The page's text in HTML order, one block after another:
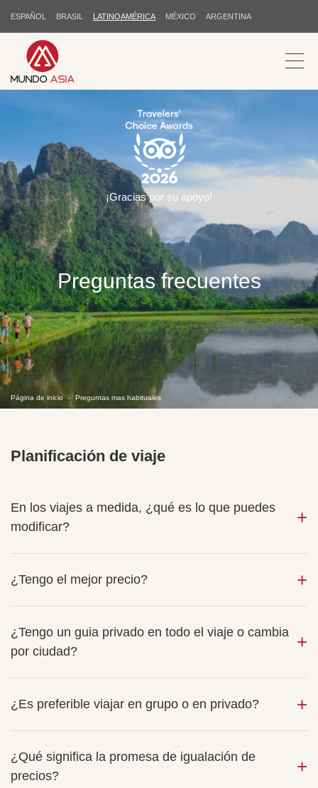
ESPAÑOL BRASIL LATINOAMÉRICA MÉXICO ARGENTINA
Preguntas frecuentes
Página de inicio Preguntas mas habituales
¡Gracias por su apoyo!
Planificación de viaje
En los viajes a medida, ¿qué es lo que puedes
modificar?
¿Tengo el mejor precio?
¿Tengo un guia privado en todo el viaje o cambia
por ciudad?
¿Es preferible viajar en grupo o en privado?
¿Qué significa la promesa de igualación de
precios?